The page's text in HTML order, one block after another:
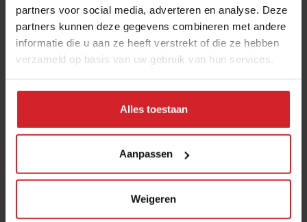
partners voor social media, adverteren en analyse. Deze
partners kunnen deze gegevens combineren met andere
informatie die u aan ze heeft verstrekt of die ze hebben
verzameld op basis van uw gebruik van hun services.
Alles toestaan
Aanpassen
Weigeren
De menukaart biedt - om maar even in het onderwerp
te blijven - een zee aan keuzes voor iedere
van de redactie? Vraag om advies bij de gastheer. Ze
nemen je graag bij de hand in het maken van een keuze
uit alle pareltjes. We kozen voor het Chef’s menu van
kregen geserveerd met algenboter, een visbouillon en
ongepelde grijze garnalen. Gevolgd door drie starters
to share, de catch of the day en een dessert. De
smaken van de zee worden bij Vis van A in zijn waarde